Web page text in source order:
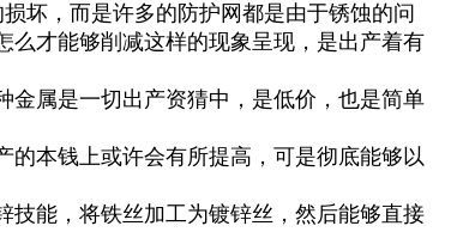
坏，而是许多的防护网都是由于锈蚀的问
么才能够削减这样的现象呈现，是出产着有
金属是一切出产资猜中，是低价，也是简单
本钱上或许会有所提高，可是彻底能够以
技能，将铁丝加工为镀锌丝，然后能够直接